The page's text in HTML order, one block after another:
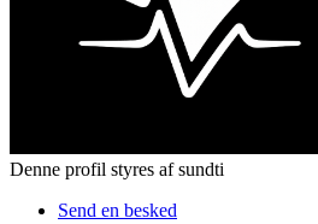
Denne profil styres af sundti
Send en besked